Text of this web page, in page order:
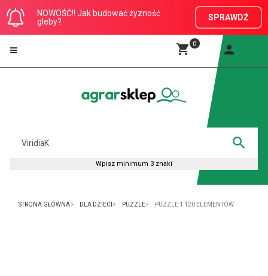
NOWOŚĆ!! Jak budować żyzność
gleby?
SPRAWDŹ
0
STRONA GŁÓWNA DLA DZIECI PUZZLE PUZZLE 1 120 ELEMENTÓW